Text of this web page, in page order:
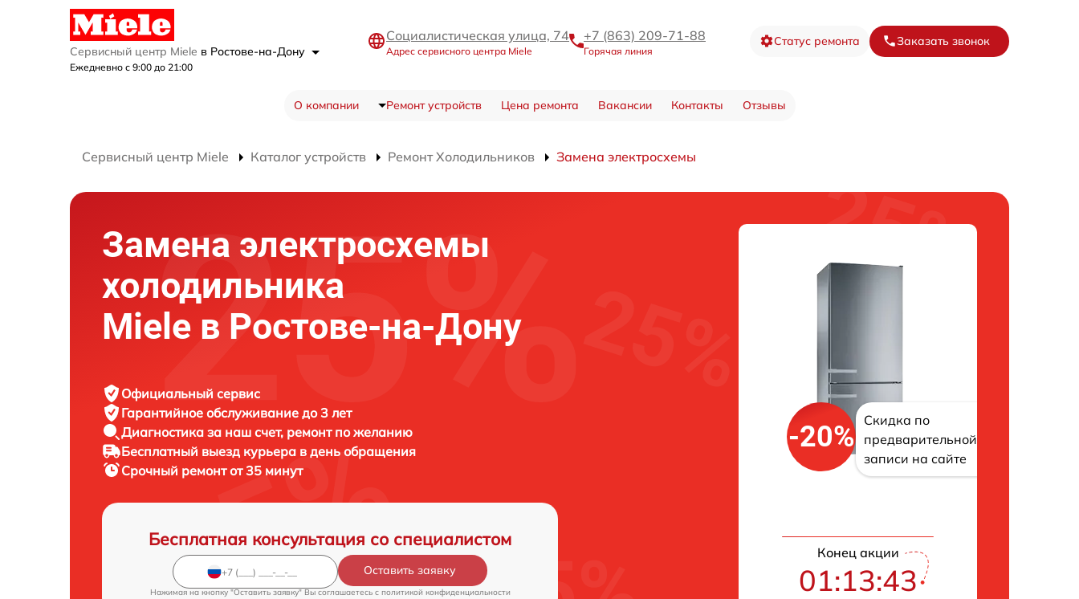
Сервисный центр Miele в Ростове-на-Дону
Ежедневно с 9:00 до 21:00
Социалистическая улица, 74
Адрес сервисного центра Miele
+7 (863) 209-71-88
Горячая линия
Статус ремонта Заказать звонок
О компании Ремонт устройств Цена ремонта Вакансии Контакты Отзывы
Сервисный центр Miele Каталог устройств Ремонт Холодильников Замена электросхемы
Замена электросхемы
холодильника
Miele в Ростове-на-Дону
Официальный сервис
Гарантийное обслуживание до 3 лет
Диагностика за наш счет, ремонт по желанию
Бесплатный выезд курьера в день обращения
Срочный ремонтот 35 минут
Бесплатная консультация со специалистом
Оставить заявку
Нажимая на кнопку "Оставить заявку" Вы соглашаетесь c политикой конфиденциальности
-20%
Скидка по
предварительной
записи на сайте
Конец акции
01:13:42